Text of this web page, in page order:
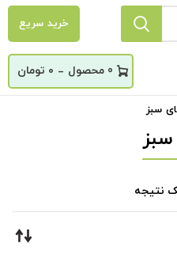
خرید سریع
0
_ ۰ تومان
سبز
نتیجه